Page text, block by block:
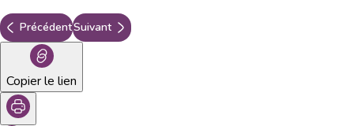
PrécédentSuivant
Copier le lien